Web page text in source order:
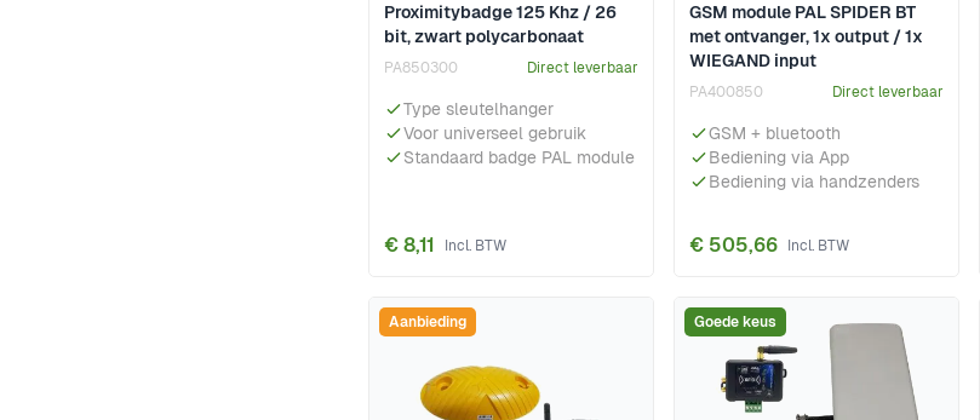
Proximitybadge 125 Khz / 26
bit, zwart polycarbonaat
PA850300 Direct leverbaar
Type sleutelhanger
Voor universeel gebruik
Standaard badge PAL module
€ 8,11
GSM module PAL SPIDER BT
met ontvanger, 1x output / 1x
WIEGAND input
PA400850 Direct leverbaar
GSM + bluetooth
Bediening via App
Bediening via handzenders
€ 505,66
Aanbieding Goede keus